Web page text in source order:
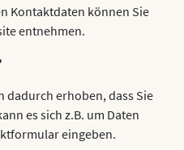
Kontaktdaten können Sie
entnehmen.
dadurch erhoben, dass Sie
es sich z.B. um Daten
eingeben.